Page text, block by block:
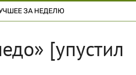
ЗА НЕДЕЛЮ
[упустил